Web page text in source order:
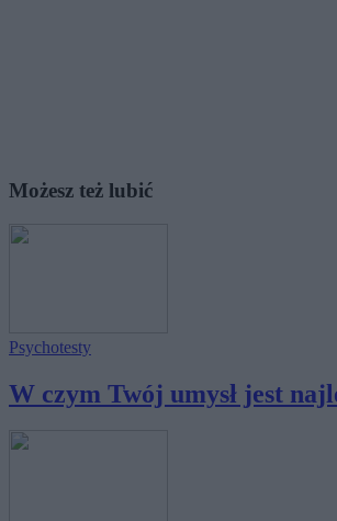
Możesz też lubić
Psychotesty
W czym Twój umysł jest